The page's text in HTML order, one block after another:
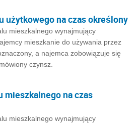
użytkowego na czas określony
mieszkalnego wynajmujący
mieszkanie do używania przez
a najemca zobowiązuje się
czynsz.
mieszkalnego na czas
mieszkalnego wynajmujący